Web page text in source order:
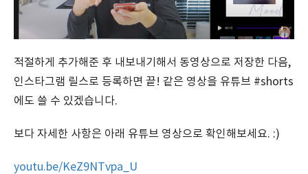
적절하게 추가해준 후 내보내기해서 동영상으로 저장한 다음,
인스타그램 릴스로 등록하면 끝! 같은 영상을 유튜브 #shorts
에도 쓸 수 있겠습니다.
보다 자세한 사항은 아래 유튜브 영상으로 확인해보세요. :)
youtu.be/KeZ9NTvpa_U